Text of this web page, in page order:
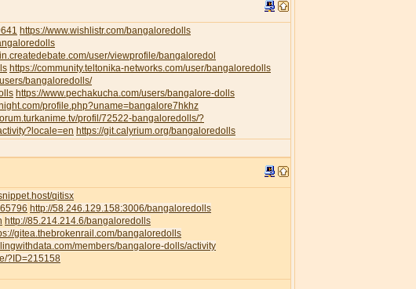
https://www.wishlistr.com/bangaloredolls
user/viewprofile/bangaloredol
https://community.teltonika-networks.com/user/bangaloredolls
bangaloredolls/
https://www.pechakucha.com/users/bangalore-dolls
profile.php?uname=bangalore7hkhz
profil/72522-bangaloredolls/?
https://git.calyrium.org/bangaloredolls
qitisx
http://58.246.129.158:3006/bangaloredolls
http://85.214.214.6/bangaloredolls
gitea.thebrokenrail.com/bangaloredolls
members/bangalore-dolls/activity
?ID=215158